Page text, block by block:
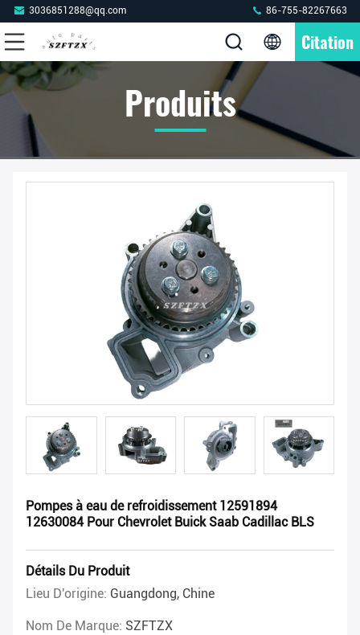
3036851288@qq.com 86-755-82267663
Citation
Produits
Pompes à eau de refroidissement 12591894
12630084 Pour Chevrolet Buick Saab Cadillac BLS
Détails Du Produit
Lieu D'origine: Guangdong, Chine
Nom De Marque: SZFTZX